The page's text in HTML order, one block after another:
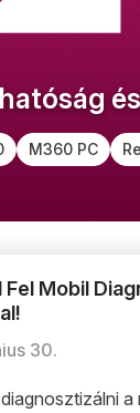
M360 PC
az M360-
Mobil
Fel Mobil
30.